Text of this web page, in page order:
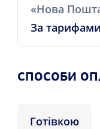
«Нова
За
СПОСОБИ
Готівкою